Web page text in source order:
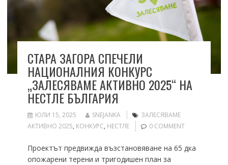
СТАРА ЗАГОРА СПЕЧЕЛИ
НАЦИОНАЛНИЯ КОНКУРС
„ЗАЛЕСЯВАМЕ АКТИВНО 2025“ НА
НЕСТЛЕ БЪЛГАРИЯ
ЮЛИ 15, 2025 SNEJANKA
ЗАЛЕСЯВАМЕ
АКТИВНО 2025, КОНКУРС, НЕСТЛЕ 0 COMMENT
Проектът предвижда възстановяване на 65 дка
опожарени терени и тригодишен план за